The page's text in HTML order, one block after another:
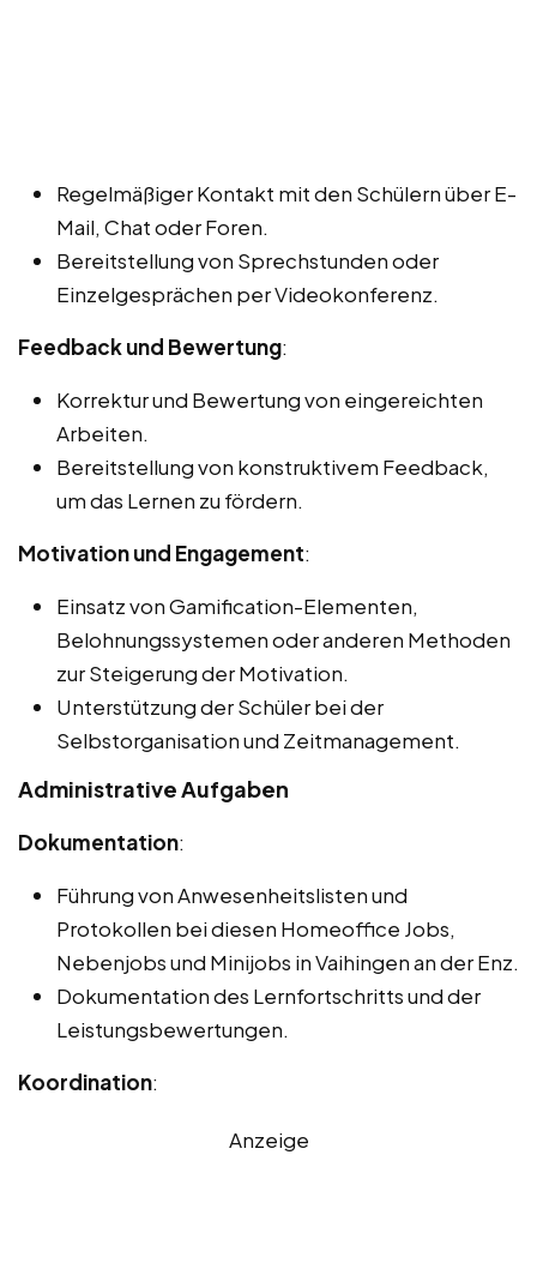
Regelmäßiger Kontakt mit den Schülern über E-
Mail, Chat oder Foren.
Bereitstellung von Sprechstunden oder
Einzelgesprächen per Videokonferenz.
Feedback und Bewertung:
Korrektur und Bewertung von eingereichten
Arbeiten.
Bereitstellung von konstruktivem Feedback,
um das Lernen zu fördern.
Motivation und Engagement:
Einsatz von Gamification-Elementen,
Belohnungssystemen oder anderen Methoden
zur Steigerung der Motivation.
Unterstützung der Schüler bei der
Selbstorganisation und Zeitmanagement.
Administrative Aufgaben
Dokumentation:
Führung von Anwesenheitslisten und
Protokollen bei diesen Homeoffice Jobs,
Nebenjobs und Minijobs in Vaihingen an der Enz.
Dokumentation des Lernfortschritts und der
Leistungsbewertungen.
Koordination:
Anzeige